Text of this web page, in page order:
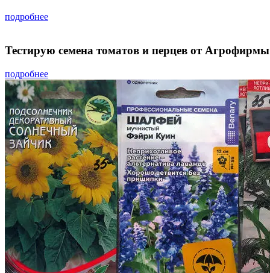
подробнее
Тестирую семена томатов и перцев от
подробнее